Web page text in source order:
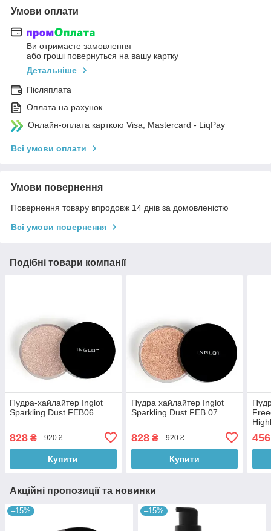
Умови оплати
Ви отримаєте замовлення
або гроші повернуться на вашу картку
Детальніше
Післяплата
Оплата на рахунок
Онлайн-оплата карткою Visa, Mastercard - LiqPay
Всі умови оплати
Умови повернення
Повернення товару впродовж 14 днів за домовленістю
Всі умови повернення
Подібні товари компанії
Пудра-хайлайтер Inglot
Sparkling Dust FEB06
828 ₴ 920 ₴
Купити
Пудра хайлайтер Inglot
Sparkling Dust FEB 07
828₴ 920 ₴
Купити
456
Акційні пропозиції та новинки
–15% –15%